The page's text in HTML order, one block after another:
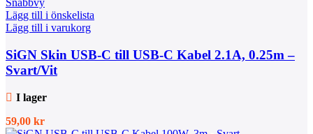
Snabbvy
Lägg till i önskelista
Lägg till i varukorg
SiGN Skin USB-C till USB-C Kabel 2.1A, 0.25m –
Svart/Vit
I lager
59,00 kr